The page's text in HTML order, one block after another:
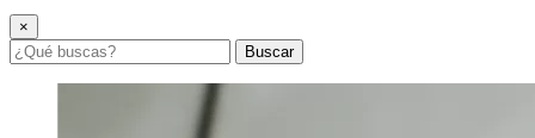
×
Buscar